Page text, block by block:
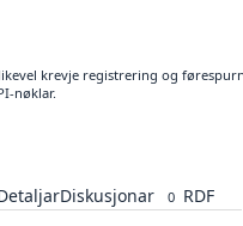
krevje registrering og
nøklar.
Diskusjonar 0 RDF